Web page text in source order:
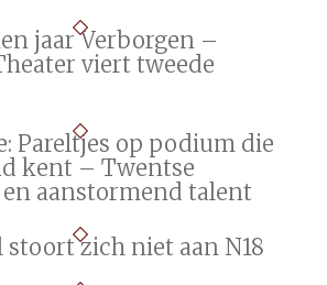
jaar Verborgen –
viert tweede
Pareltjes op podium die
kent – Twentse
aanstormend talent
stoort zich niet aan N18